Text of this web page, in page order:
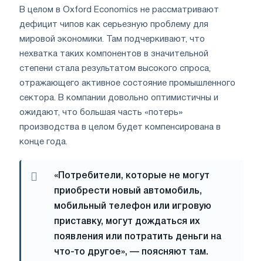
В целом в Oxford Economics не рассматривают
дефицит чипов как серьезную проблему для
мировой экономики. Там подчеркивают, что
нехватка таких компонентов в значительной
степени стала результатом высокого спроса,
отражающего активное состояние промышленного
сектора. В компании довольно оптимистичны и
ожидают, что большая часть «потерь»
производства в целом будет компенсирована в
конце года.
«Потребители, которые не могут
приобрести новый автомобиль,
мобильный телефон или игровую
приставку, могут дождаться их
появления или потратить деньги на
что-то другое», — поясняют там.